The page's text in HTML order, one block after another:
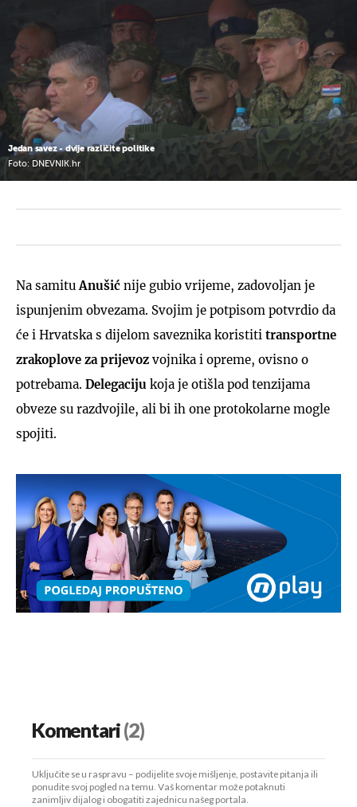
Jedan savez - dvije različite politike
Foto: DNEVNIK.hr
Na samitu Anušić nije gubio vrijeme, zadovoljan je
ispunjenim obvezama. Svojim je potpisom potvrdio da
će i Hrvatska s dijelom saveznika koristiti transportne
zrakoplove za prijevoz vojnika i opreme, ovisno o
potrebama. Delegaciju koja je otišla pod tenzijama
obveze su razdvojile, ali bi ih one protokolarne mogle
spojiti.
Komentari(2)
Uključite se u raspravu – podijelite svoje mišljenje, postavite pitanja ili
ponudite svoj pogled na temu. Vaš komentar može potaknuti
zanimljiv dijalog i obogatiti zajednicu našeg portala.